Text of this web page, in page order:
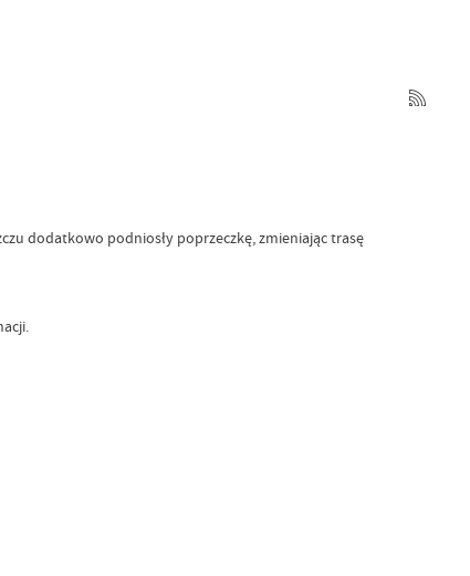
dodatkowo podniosły poprzeczkę, zmieniając trasę